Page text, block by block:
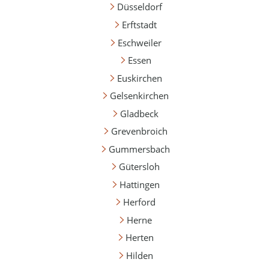
Düsseldorf
Erftstadt
Eschweiler
Essen
Euskirchen
Gelsenkirchen
Gladbeck
Grevenbroich
Gummersbach
Gütersloh
Hattingen
Herford
Herne
Herten
Hilden